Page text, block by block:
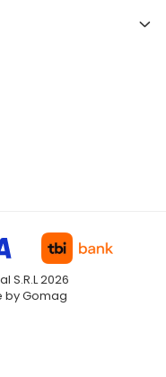
S.R.L 2026
by Gomag